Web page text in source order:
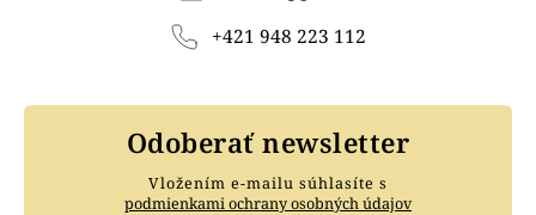
+421 948 223 112
Odoberať newsletter
Vložením e-mailu súhlasíte s
podmienkami ochrany osobných údajov